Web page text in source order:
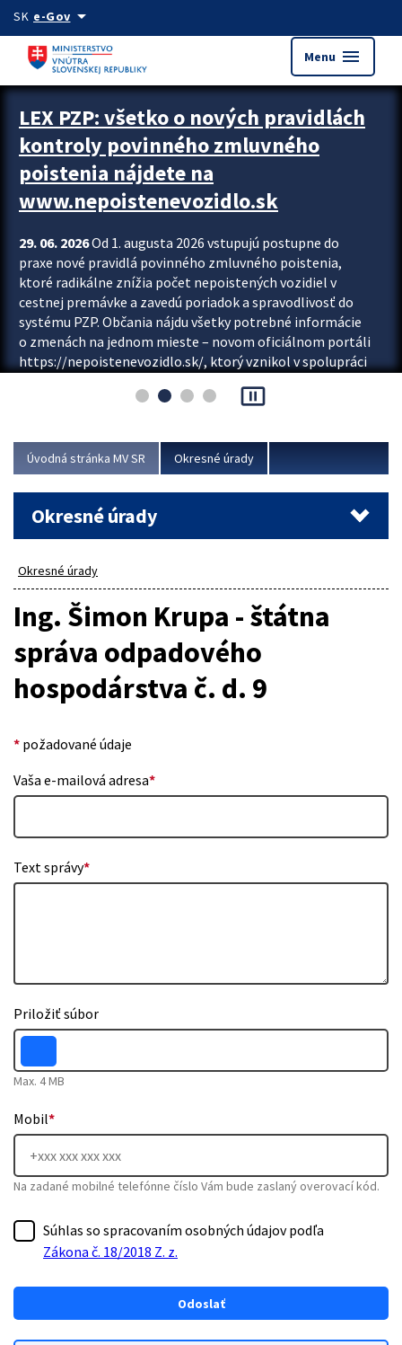
Preskocit na hlavný obsah
SK e-Govarrow_drop_down
Menu menu
Zastavit automatický posun upútavok
LEX PZP: všetko o nových pravidlách
kontroly povinného zmluvného
poistenia nájdete na
www.nepoistenevozidlo.sk
29. 06. 2026Od 1. augusta 2026 vstupujú postupne do
praxe nové pravidlá povinného zmluvného poistenia,
ktoré radikálne znížia počet nepoistených vozidiel v
cestnej premávke a zavedú poriadok a spravodlivosť do
systému PZP. Občania nájdu všetky potrebné informácie
o zmenách na jednom mieste – novom oficiálnom portáli
https://nepoistenevozidlo.sk/, ktorý vznikol v spolupráci
asociácie poisťovní (SLASPO) a Ministerstva vnútra SR.
Viac
pause_presentation
Úvodná stránka MV SR Okresné úrady
Okresné úrady
Okresné úrady
Ing. Šimon Krupa - štátna
správa odpadového
hospodárstva č. d. 9
* požadované údaje
Vaša e-mailová adresa*
Text správy*
Priložiť súbor
Max. 4 MB
Mobil*
Na zadané mobilné telefónne číslo Vám bude zaslaný overovací kód.
Súhlas so spracovaním osobných údajov podľa
Zákona č. 18/2018 Z. z.